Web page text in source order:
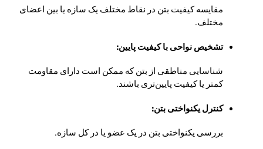
مقایسه کیفیت بتن در نقاط مختلف یک سازه یا بین اعضای
مختلف.
تشخیص نواحی با کیفیت پایین:
شناسایی مناطقی از بتن که ممکن است دارای مقاومت
کمتر یا کیفیت پایین‌تری باشند.
کنترل یکنواختی بتن:
بررسی یکنواختی بتن در یک عضو یا در کل سازه.